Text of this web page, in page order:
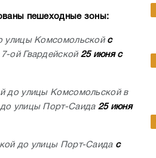
пешеходные зоны:
улицы Комсомольской с
ой Гвардейской 25 июня с
до улицы Комсомольской в
улицы Порт-Саида 25 июня
до улицы Порт-Саида с